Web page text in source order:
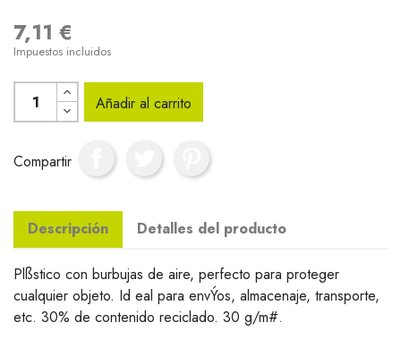
7,11 €
Impuestos incluidos
Añadir al carrito
Compartir
Descripción Detalles del producto
Plßstico con burbujas de aire, perfecto para proteger
cualquier objeto. Id eal para envÝos, almacenaje, transporte,
etc. 30% de contenido reciclado. 30 g/m#.